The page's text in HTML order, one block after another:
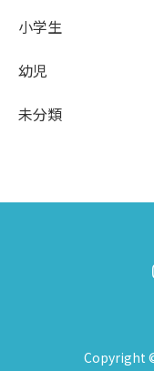
小学生
幼児
未分類
Copyright